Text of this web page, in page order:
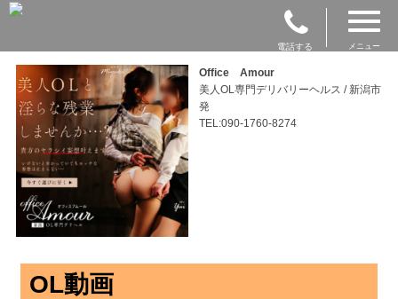
電話する メニュー
Office Amour
美人OL専門デリバリーヘルス / 新潟市
発
TEL:090-1760-8274
OL動画